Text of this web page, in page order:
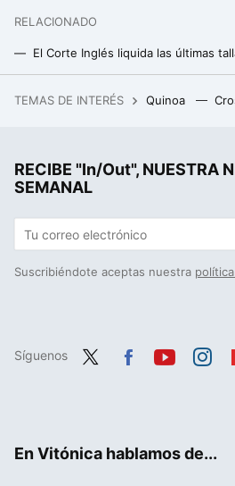
RELACIONADO
TEMAS DE INTERÉS Quinoa
RECIBE "In/Out", NUESTRA
SEMANAL
Suscribiéndote aceptas nuestra
Síguenos
En Vitónica hablamos de...